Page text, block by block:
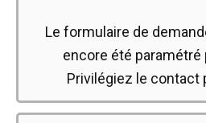
Le formulaire de
encore été paramétré
Privilégiez le contact